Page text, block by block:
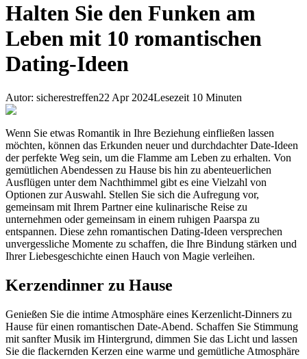
Halten Sie den Funken am
Leben mit 10 romantischen
Dating-Ideen
Autor: sicherestreffen22 Apr 2024Lesezeit 10 Minuten
Wenn Sie etwas Romantik in Ihre Beziehung einfließen lassen
möchten, können das Erkunden neuer und durchdachter Date-Ideen
der perfekte Weg sein, um die Flamme am Leben zu erhalten. Von
gemütlichen Abendessen zu Hause bis hin zu abenteuerlichen
Ausflügen unter dem Nachthimmel gibt es eine Vielzahl von
Optionen zur Auswahl. Stellen Sie sich die Aufregung vor,
gemeinsam mit Ihrem Partner eine kulinarische Reise zu
unternehmen oder gemeinsam in einem ruhigen Paarspa zu
entspannen. Diese zehn romantischen Dating-Ideen versprechen
unvergessliche Momente zu schaffen, die Ihre Bindung stärken und
Ihrer Liebesgeschichte einen Hauch von Magie verleihen.
Kerzendinner zu Hause
Genießen Sie die intime Atmosphäre eines Kerzenlicht-Dinners zu
Hause für einen romantischen Date-Abend. Schaffen Sie Stimmung
mit sanfter Musik im Hintergrund, dimmen Sie das Licht und lassen
Sie die flackernden Kerzen eine warme und gemütliche Atmosphäre